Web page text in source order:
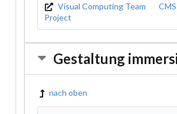
Visual Computing Team
Project
Gestaltung
nach oben